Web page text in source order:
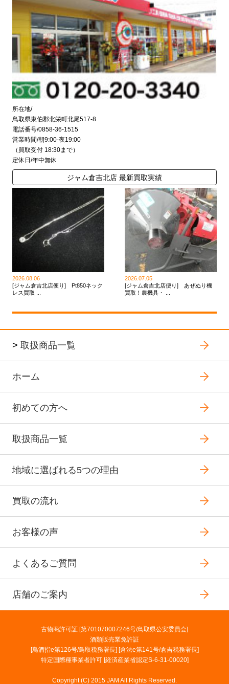
所在地/
鳥取県東伯郡北栄町北尾517-8
電話番号/0858-36-1515
営業時間/朝9:00-夜19:00
（買取受付 18:30まで）
定休日/年中無休
ジャム倉吉北店 最新買取実績
2026.08.06
[ジャム倉吉北店便り] Pt850ネック
レス買取 ...
2026.07.05
[ジャム倉吉北店便り] あぜぬり機
買取！農機具・ ...
> 取扱商品一覧
ホーム
初めての方へ
取扱商品一覧
地域に選ばれる5つの理由
買取の流れ
お客様の声
よくあるご質問
店舗のご案内
古物商許可証 [第701070007246号/鳥取県公安委員会]
酒類販売業免許証
[鳥酒指e第126号/鳥取税務署長] [倉法e第141号/倉吉税務署長]
特定国際種事業者許可 [経済産業省認定S-6-31-00020]
Copyright (C) 2015 JAM All Rights Reserved.